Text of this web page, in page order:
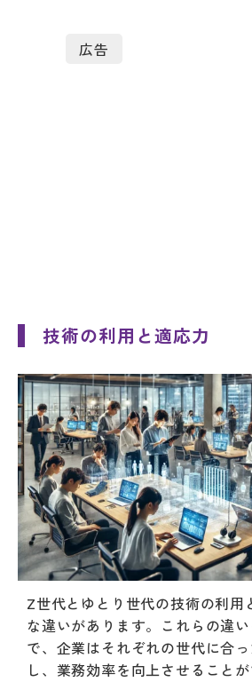
広告
技術の利用と適応力
Z世代とゆとり世代の技術の利用
な違いがあります。これらの違
で、企業はそれぞれの世代に合
し、業務効率を向上させることが